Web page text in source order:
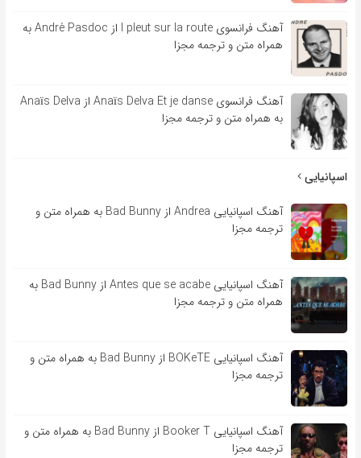
آهنگ فرانسوی l pleut sur la route از André Pasdoc به
همراه متن و ترجمه مجزا
آهنگ فرانسوی Anaïs Delva Et je danse از Anaïs Delva
به همراه متن و ترجمه مجزا
اسپانیایی
آهنگ اسپانیایی Andrea از Bad Bunny به همراه متن و
ترجمه مجزا
آهنگ اسپانیایی Antes que se acabe از Bad Bunny به
همراه متن و ترجمه مجزا
آهنگ اسپانیایی BOKeTE از Bad Bunny به همراه متن و
ترجمه مجزا
آهنگ اسپانیایی Booker T از Bad Bunny به همراه متن و
ترجمه مجزا